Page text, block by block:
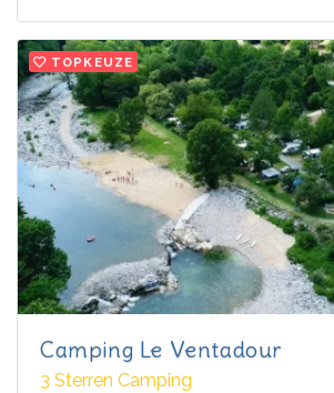
TOPKEUZE
Camping Le Ventadour
3 Sterren Camping